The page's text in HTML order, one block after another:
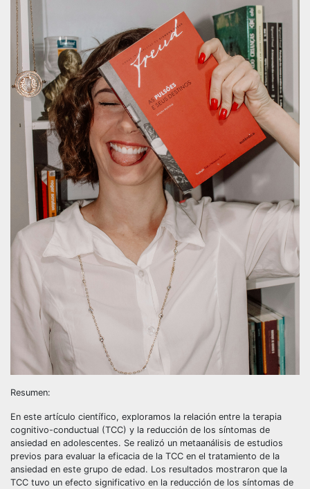
Resumen:
En este artículo científico, exploramos la relación entre la terapia
cognitivo-conductual (TCC) y la reducción de los síntomas de
ansiedad en adolescentes. Se realizó un metaanálisis de estudios
previos para evaluar la eficacia de la TCC en el tratamiento de la
ansiedad en este grupo de edad. Los resultados mostraron que la
TCC tuvo un efecto significativo en la reducción de los síntomas de